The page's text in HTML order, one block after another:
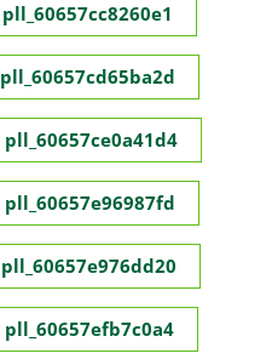
pll_60657cc8260e1
pll_60657cd65ba2d
pll_60657ce0a41d4
pll_60657e96987fd
pll_60657e976dd20
pll_60657efb7c0a4